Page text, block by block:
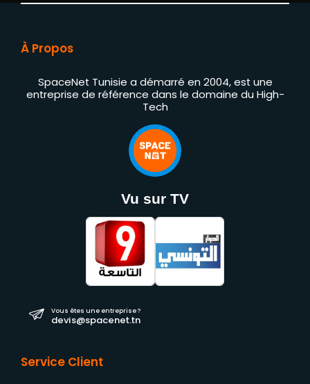
À Propos
SpaceNet Tunisie a démarré en 2004, est une
entreprise de référence dans le domaine du High-
Tech
Vu sur TV
Vous êtes une entreprise ?
devis@spacenet.tn
Service Client